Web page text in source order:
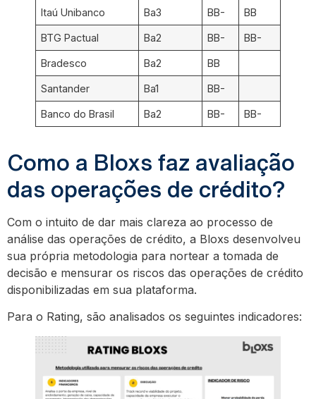
Itaú Unibanco Ba3 BB- BB
BTG Pactual Ba2 BB- BB-
Bradesco Ba2 BB
Santander Ba1 BB-
Banco do Brasil Ba2 BB- BB-
Como a Bloxs faz avaliação
das operações de crédito?
Com o intuito de dar mais clareza ao processo de
análise das operações de crédito, a Bloxs desenvolveu
sua própria metodologia para nortear a tomada de
decisão e mensurar os riscos das operações de crédito
disponibilizadas em sua plataforma.
Para o Rating, são analisados os seguintes indicadores: